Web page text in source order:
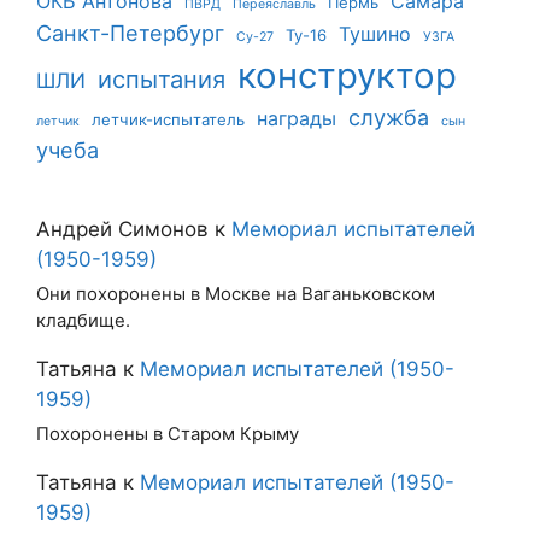
ПВРД Переяславль
Санкт-Петербург Су-27 Ту-16 Тушино УЗГА
ШЛИ испытания конструктор
летчик летчик-испытатель награды служба сын
учеба
Андрей Симонов к Мемориал испытателей
(1950-1959)
Они похоронены в Москве на Ваганьковском
кладбище.
Татьяна к Мемориал испытателей (1950-
1959)
Похоронены в Старом Крыму
Татьяна к Мемориал испытателей (1950-
1959)